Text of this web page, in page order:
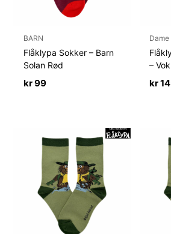
BARN
Flåklypa Sokker – Barn
Solan Rød
kr99
Dame
–
kr